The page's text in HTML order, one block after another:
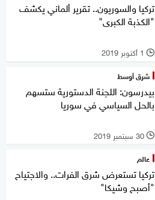
تركيا والسوريون.. تقرير ألماني يكشف
"الكذبة الكبرى"
l 1 أكتوبر 2019
شرق أوسط
بيدرسون: اللجنة الدستورية ستسهم
بالحل السياسي في سوريا
l 30 سبتمبر 2019
عالم
تركيا تستعرض شرق الفرات.. والاجتياح
"أصبح وشيكا"